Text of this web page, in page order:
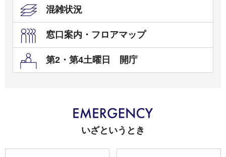
混雑状況
窓口案内・フロアマップ
第2・第4土曜日 開庁
いざというとき